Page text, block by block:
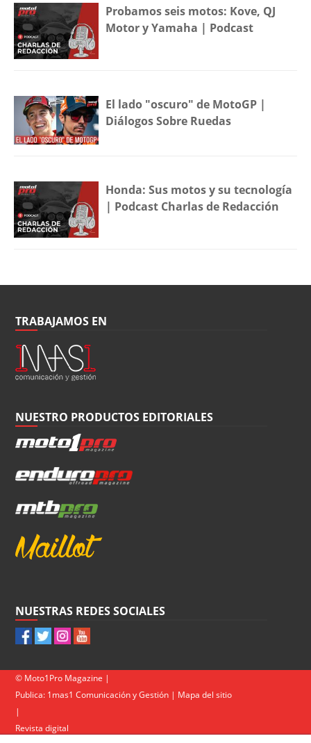
Probamos seis motos: Kove, QJ
Motor y Yamaha | Podcast
El lado "oscuro" de MotoGP |
Diálogos Sobre Ruedas
Honda: Sus motos y su tecnología
| Podcast Charlas de Redacción
TRABAJAMOS EN
NUESTRO PRODUCTOS EDITORIALES
NUESTRAS REDES SOCIALES
© Moto1Pro Magazine |
Publica: 1mas1 Comunicación y Gestión | Mapa del sitio
|
Revista digital